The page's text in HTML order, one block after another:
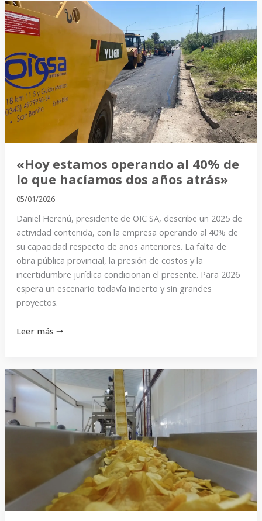
«Hoy estamos operando al 40% de
lo que hacíamos dos años atrás»
05/01/2026
Daniel Hereñú, presidente de OIC SA, describe un 2025 de
actividad contenida, con la empresa operando al 40% de
su capacidad respecto de años anteriores. La falta de
obra pública provincial, la presión de costos y la
incertidumbre jurídica condicionan el presente. Para 2026
espera un escenario todavía incierto y sin grandes
proyectos.
«Hoy
estamos
operando
al
40%
de
lo
que
hacíamos
dos
años
atrás»
Leer más 🠒
«A
fines
febrero
planta
para